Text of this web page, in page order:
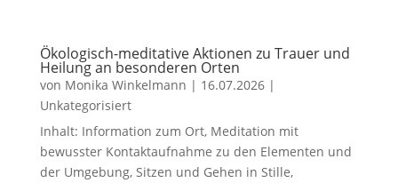
Ökologisch-meditative Aktionen zu Trauer und
Heilung an besonderen Orten
von Monika Winkelmann | 16.07.2026|
Unkategorisiert
Inhalt: Information zum Ort, Meditation mit
bewusster Kontaktaufnahme zu den Elementen und
der Umgebung, Sitzen und Gehen in Stille,